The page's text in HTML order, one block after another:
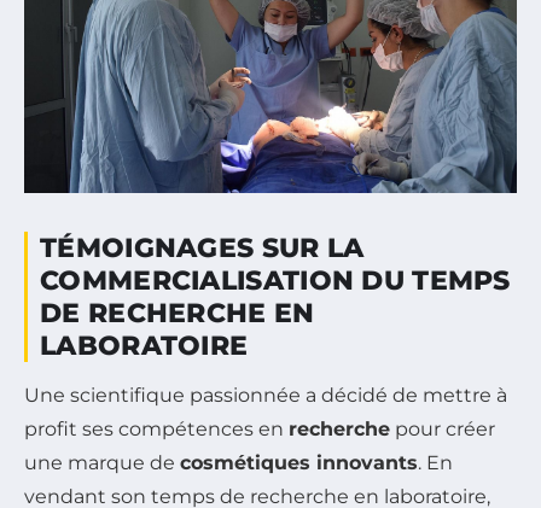
TÉMOIGNAGES SUR LA
COMMERCIALISATION DU TEMPS
DE RECHERCHE EN
LABORATOIRE
Une scientifique passionnée a décidé de mettre à
profit ses compétences en recherche pour créer
une marque de cosmétiques innovants. En
vendant son temps de recherche en laboratoire,